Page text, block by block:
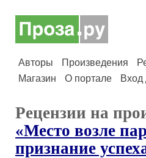
Авторы Произведения
Магазин
О портале Вход
Рецензии на
«Место возле
признание